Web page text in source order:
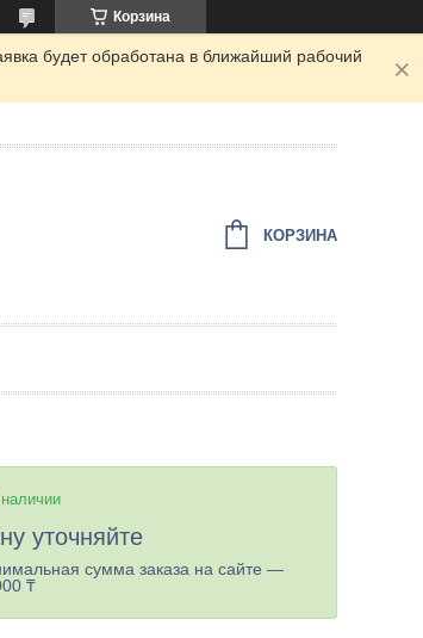
Корзина
будет обработана в ближайший рабочий
КОРЗИНА
уточняйте
сумма заказа на сайте —
₸